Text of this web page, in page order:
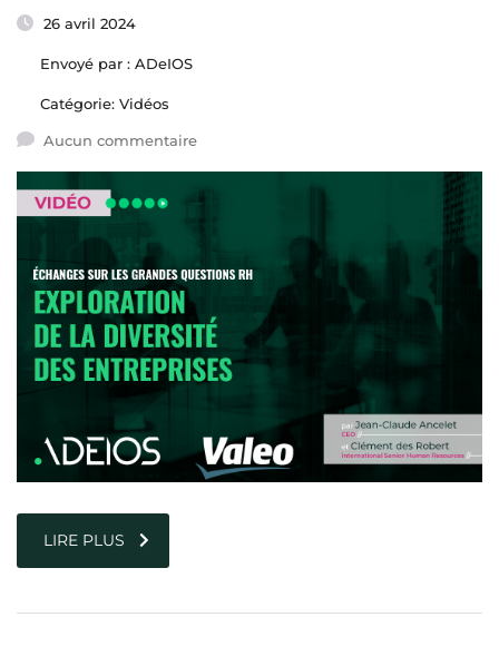
26 avril 2024
Envoyé par : ADeIOS
Catégorie: Vidéos
Aucun commentaire
LIRE PLUS